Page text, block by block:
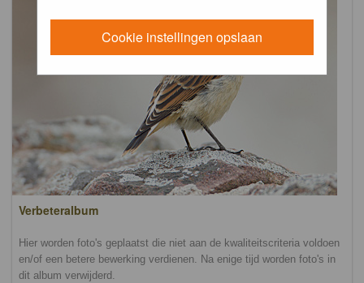
Cookie instellingen opslaan
Verbeteralbum
Hier worden foto's geplaatst die niet aan de kwaliteitscriteria voldoen
en/of een betere bewerking verdienen. Na enige tijd worden foto's in
dit album verwijderd.